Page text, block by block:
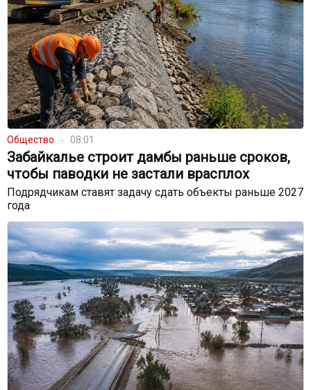
Общество 08:01
Забайкалье строит дамбы раньше сроков,
чтобы паводки не застали врасплох
Подрядчикам ставят задачу сдать объекты раньше 2027
года